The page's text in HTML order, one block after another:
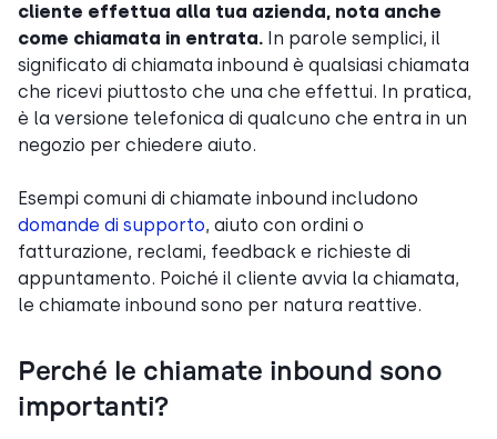
cliente effettua alla tua azienda, nota anche
come chiamata in entrata. In parole semplici, il
significato di chiamata inbound è qualsiasi chiamata
che ricevi piuttosto che una che effettui. In pratica,
è la versione telefonica di qualcuno che entra in un
negozio per chiedere aiuto.
Esempi comuni di chiamate inbound includono
domande di supporto, aiuto con ordini o
fatturazione, reclami, feedback e richieste di
appuntamento. Poiché il cliente avvia la chiamata,
le chiamate inbound sono per natura reattive.
Perché le chiamate inbound sono
importanti?